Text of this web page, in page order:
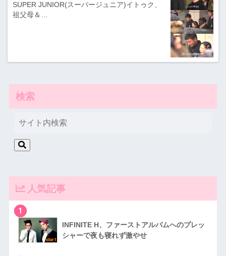
SUPER JUNIOR(スーパージュニア)イトゥク、
祖父母＆…
検索
人気記事
1
INFINITE H、ファーストアルバムへのプレッ
シャーで夜も寝れず激やせ